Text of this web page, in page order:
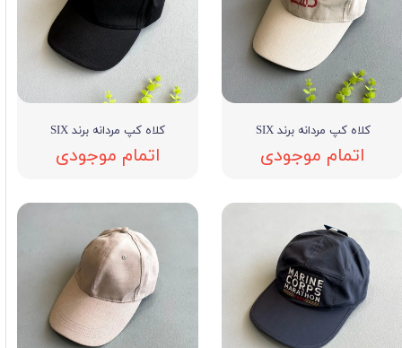
کلاه کپ مردانه برند SIX
اتمام موجودی
کلاه کپ مردانه برند SIX
اتمام موجودی